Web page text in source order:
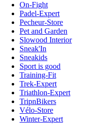
On-Fight
Padel-Expert
Pecheur-Store
Pet and Garden
Slowood Interior
Sneak'In
Sneakids
Sport is good
Training-Fit
Trek-Expert
Triathlon-Expert
TripnBikers
Vélo-Store
Winter-Expert